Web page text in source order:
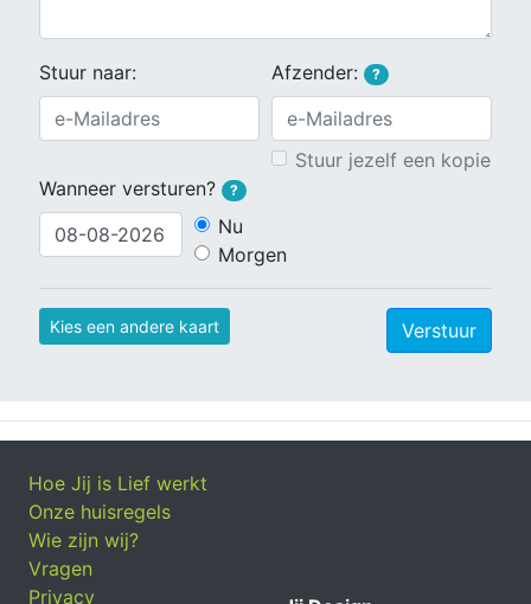
Stuur naar: Afzender: ?
Stuur jezelf een kopie
Wanneer versturen?
?
Nu
Morgen
Kies een andere kaart Verstuur
Hoe Jij is Lief werkt
Onze huisregels
Wie zijn wij?
Vragen
Privacy